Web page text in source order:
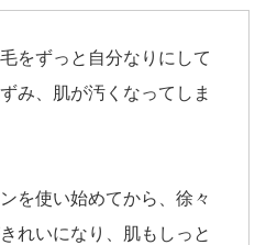
をずっと自分なりにして
み、肌が汚くなってしま
を使い始めてから、徐々
れいになり、肌もしっと